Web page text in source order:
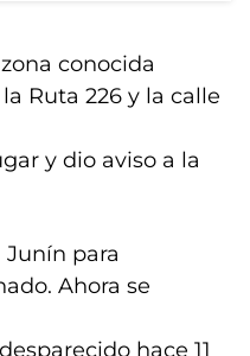
conocida
Ruta 226 y la calle
y dio aviso a la
Junín para
Ahora se
hace 11